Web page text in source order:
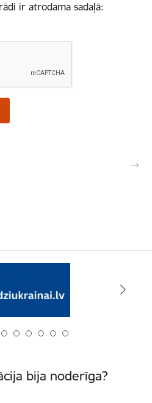
ir atrodama sadaļā:
bija noderīga?